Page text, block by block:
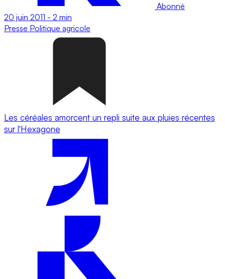
Abonné
20 juin 2011 - 2 min
Presse Politique agricole
Les céréales amorcent un repli suite aux pluies récentes
sur l'Hexagone